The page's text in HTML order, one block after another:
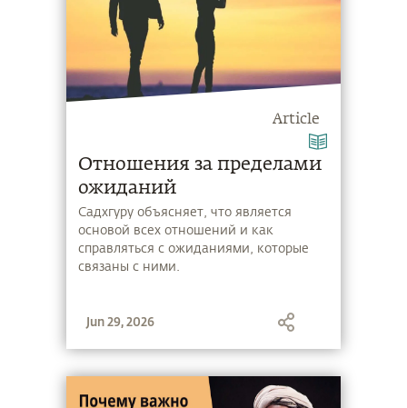
Article
Отношения за пределами
ожиданий
Садхгуру объясняет, что является
основой всех отношений и как
справляться с ожиданиями, которые
связаны с ними.
Jun 29, 2026